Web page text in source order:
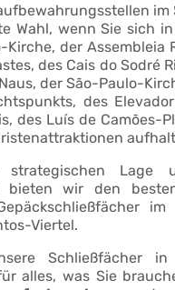
im
Wahl, wenn Sie sich
Kirche, der Assembleia
des Cais do Sodré
der São-Paulo-
des
des Luís de Camões-
strategischen Lage
bieten wir den
Viertel.
Schließfächer
alles, was Sie